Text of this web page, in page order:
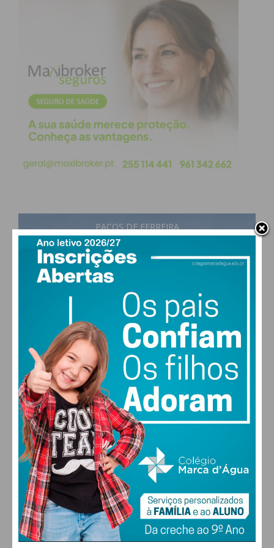
Racing Team também se dever ao «staff» que o
apoia: “Agradeço ao trabalho que a minha equipa
técnica tem feito, pois tem sido essencial para
tornar o carro cada vez mais competitivo. A pausa
de verão foi aproveitada para melhorá-lo. E espero
ver os reflexos disso já este fim-de-semana”.
Subscreva a newsletter do
Imediato
obtenha de forma regular a informação
atualizada.
Eu li e concordo com ostermos e
condições
PAÇOS DE FERREIRA
30°
broken clouds
46% humidade
29°
SEX
27
SÁB
28°
DOM
29°
SEG
ALTERAR
FARMACIAS DE SERVIÇO EM PAÇOS DE
FERREIRA